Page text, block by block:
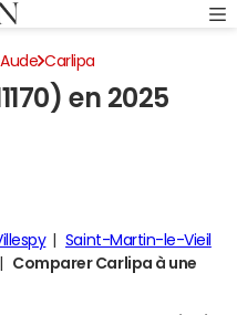
Aude Carlipa
en 2025
Saint-Martin-le-Vieil
Comparer Carlipa à une